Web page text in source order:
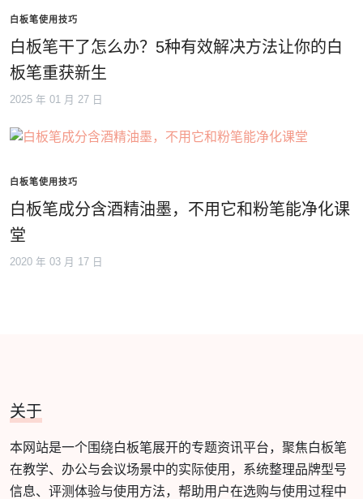
白板笔使用技巧
白板笔干了怎么办？5种有效解决方法让你的白
板笔重获新生
2025 年 01 月 27 日
白板笔使用技巧
白板笔成分含酒精油墨，不用它和粉笔能净化课
堂
2020 年 03 月 17 日
关于
本网站是一个围绕白板笔展开的专题资讯平台，聚焦白板笔
在教学、办公与会议场景中的实际使用，系统整理品牌型号
信息、评测体验与使用方法，帮助用户在选购与使用过程中